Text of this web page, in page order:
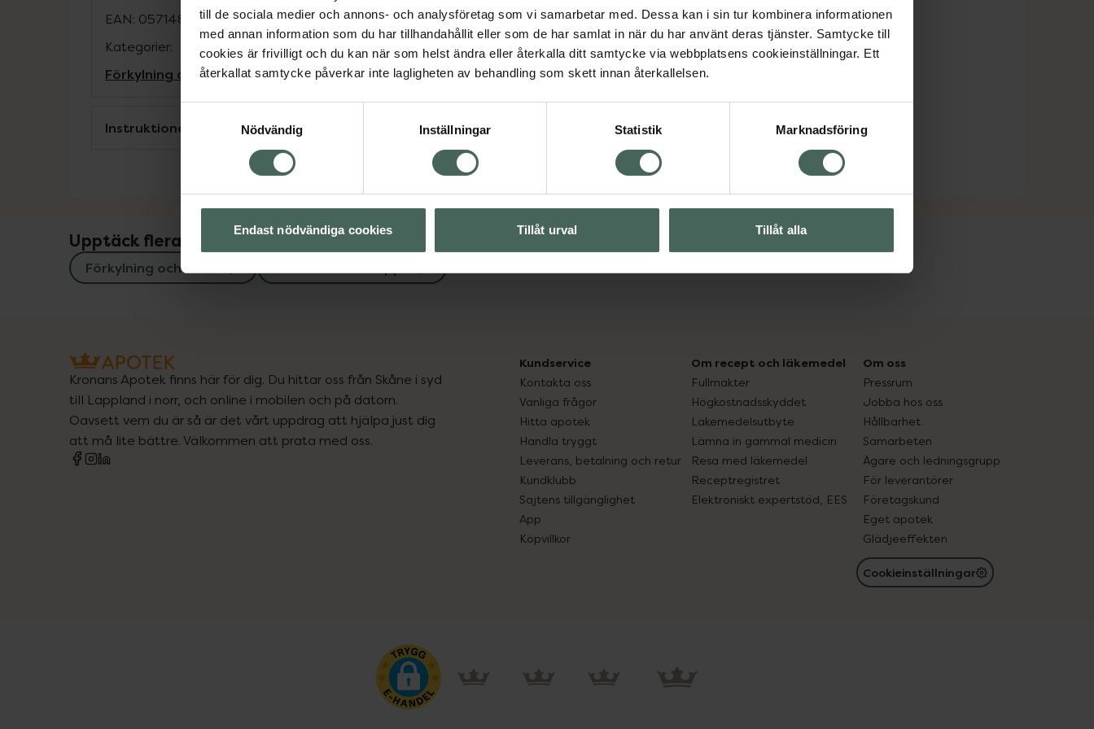
till de sociala medier och annons- och analysföretag som vi samarbetar med. Dessa kan i sin tur kombinera informationen
med annan information som du har tillhandahållit eller som de har samlat in när du har använt deras tjänster. Samtycke till
cookies är frivilligt och du kan när som helst ändra eller återkalla ditt samtycke via webbplatsens cookieinställningar. Ett
återkallat samtycke påverkar inte lagligheten av behandling som skett innan återkallelsen.
Nödvändig
Inställningar Statistik Marknadsföring
Endast nödvändiga cookies Tillåt urval Tillåt alla
EAN: 05714820211519
Kategorier:
Förkylning och feberSnuva och nästäppa
Instruktioner Visa
Upptäck flera produkter inom
Förkylning och feber
Kronans Apotek finns här för dig. Du hittar oss från Skåne i syd
till Lappland i norr, och online i mobilen och på datorn.
Oavsett vem du är så är det vårt uppdrag att hjälpa just dig
att må lite bättre. Välkommen att prata med oss.
Kundservice
Kontakta oss
Vanliga frågor
Hitta apotek
Handla tryggt
Leverans, betalning och retur
Kundklubb
Sajtens tillgänglighet
App
Köpvillkor
Om recept och läkemedel
Fullmakter
Högkostnadsskyddet
Läkemedelsutbyte
Lämna in gammal medicin
Resa med läkemedel
Receptregistret
Elektroniskt expertstöd, EES
Om oss
Pressrum
Jobba hos oss
Hållbarhet
Samarbeten
Ägare och ledningsgrupp
För leverantörer
Företagskund
Eget apotek
Glädjeeffekten
Cookieinställningar